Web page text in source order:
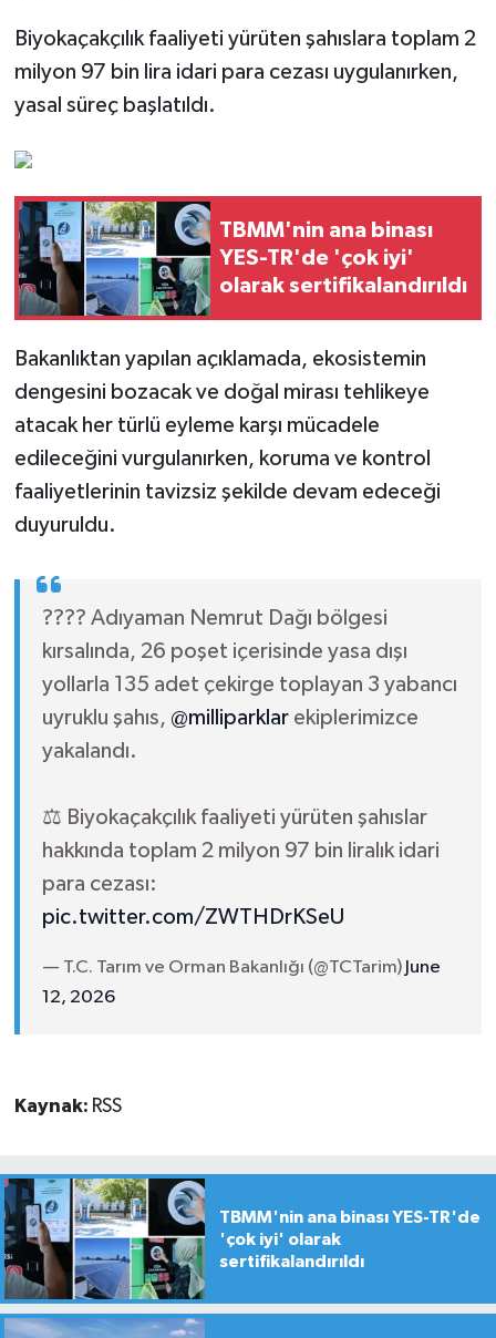
Biyokaçakçılık faaliyeti yürüten şahıslara toplam 2
milyon 97 bin lira idari para cezası uygulanırken,
yasal süreç başlatıldı.
TBMM'nin ana binası
YES-TR'de 'çok iyi'
olarak sertifikalandırıldı
Bakanlıktan yapılan açıklamada, ekosistemin
dengesini bozacak ve doğal mirası tehlikeye
atacak her türlü eyleme karşı mücadele
edileceğini vurgulanırken, koruma ve kontrol
faaliyetlerinin tavizsiz şekilde devam edeceği
duyuruldu.
???? Adıyaman Nemrut Dağı bölgesi
kırsalında, 26 poşet içerisinde yasa dışı
yollarla 135 adet çekirge toplayan 3 yabancı
uyruklu şahıs, @milliparklarekiplerimizce
yakalandı.
⚖️ Biyokaçakçılık faaliyeti yürüten şahıslar
hakkında toplam 2 milyon 97 bin liralık idari
para cezası:
pic.twitter.com/ZWTHDrKSeU
— T.C. Tarım ve Orman Bakanlığı (@TCTarim) June
12, 2026
Kaynak: RSS
TBMM'nin ana binası YES-TR'de
'çok iyi' olarak
sertifikalandırıldı